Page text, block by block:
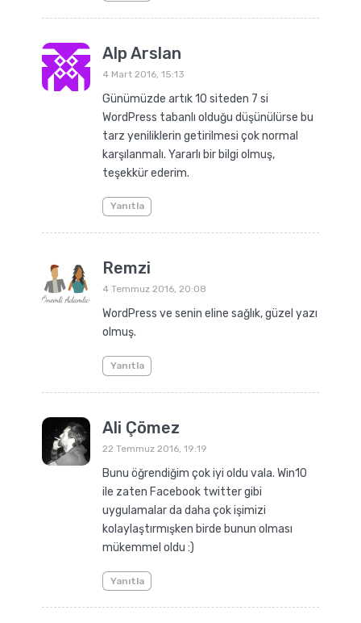
Alp Arslan
4 Mart 2016, 15:13
Günümüzde artık 10 siteden 7 si
WordPress tabanlı olduğu düşünülürse bu
tarz yeniliklerin getirilmesi çok normal
karşılanmalı. Yararlı bir bilgi olmuş,
teşekkür ederim.
Yanıtla
Remzi
4 Temmuz 2016, 20:08
WordPress ve senin eline sağlık, güzel yazı
olmuş.
Yanıtla
Ali Çömez
22 Temmuz 2016, 19:19
Bunu öğrendiğim çok iyi oldu vala. Win10
ile zaten Facebook twitter gibi
uygulamalar da daha çok işimizi
kolaylaştırmışken birde bunun olması
mükemmel oldu :)
Yanıtla